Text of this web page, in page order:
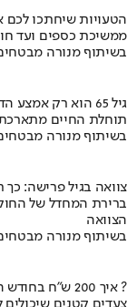
הטעויות שיחתכו
ממשיכת כספים ועד
בשיתוף מנורה
גיל 65 הוא רק אמצע הדרך להשקעה
תוחלת החיים מתארכת
בשיתוף מנורה
צוואה בגיל פרישה: כך
ברירת המחדל של
הצוואה
בשיתוף מנורה
איך 200 ש"ח בחודש הופכים ל140 אלף ?